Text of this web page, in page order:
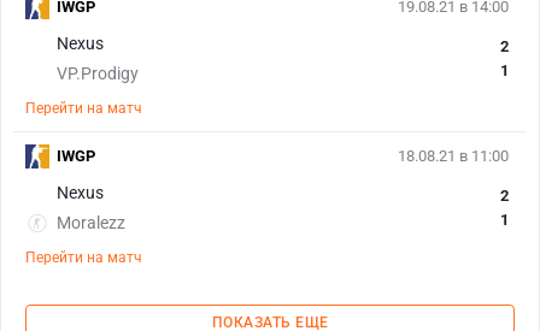
19.08.21 в 14:00
Nexus
VP.Prodigy
2
1
Перейти на матч
IWGP
18.08.21 в 11:00
Nexus
Moralezz
2
1
Перейти на матч
IWGP
ПОКАЗАТЬ ЕЩЕ